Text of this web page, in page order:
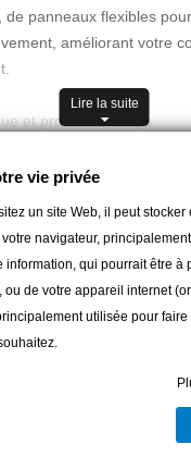
de panneaux flexibles
améliorant votre
et proche du corps
119cm
Lire la suite
Ajouter au panier
vie privée
un site Web, il peut
navigateur,
information, qui pourrait être à
ou de votre appareil internet
utilisée pour